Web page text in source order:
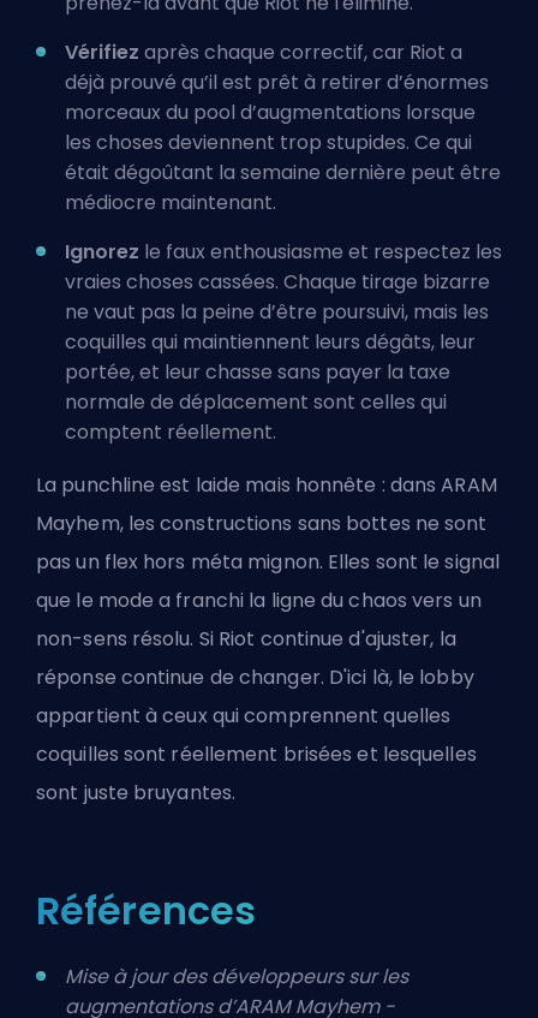
Vérifiez après chaque correctif, car Riot a
déjà prouvé qu’il est prêt à retirer d’énormes
morceaux du pool d’augmentations lorsque
les choses deviennent trop stupides. Ce qui
était dégoûtant la semaine dernière peut être
médiocre maintenant.
Ignorez le faux enthousiasme et respectez les
vraies choses cassées. Chaque tirage bizarre
ne vaut pas la peine d’être poursuivi, mais les
coquilles qui maintiennent leurs dégâts, leur
portée, et leur chasse sans payer la taxe
normale de déplacement sont celles qui
comptent réellement.
La punchline est laide mais honnête : dans ARAM
Mayhem, les constructions sans bottes ne sont
pas un flex hors méta mignon. Elles sont le signal
que le mode a franchi la ligne du chaos vers un
non-sens résolu. Si Riot continue d'ajuster, la
réponse continue de changer. D'ici là, le lobby
appartient à ceux qui comprennent quelles
coquilles sont réellement brisées et lesquelles
sont juste bruyantes.
Références
Mise à jour des développeurs sur les
augmentations d’ARAM Mayhem -